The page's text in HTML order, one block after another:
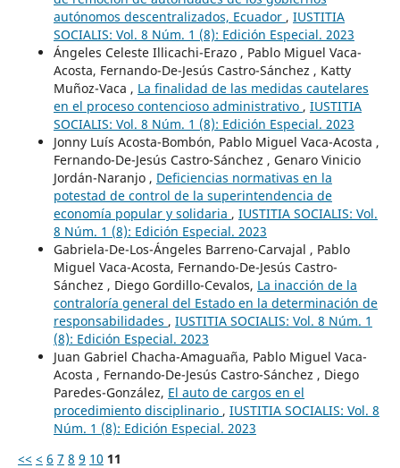
autónomos descentralizados, Ecuador , IUSTITIA
SOCIALIS: Vol. 8 Núm. 1 (8): Edición Especial. 2023
Ángeles Celeste Illicachi-Erazo , Pablo Miguel Vaca-
Acosta, Fernando-De-Jesús Castro-Sánchez , Katty
Muñoz-Vaca , La finalidad de las medidas cautelares
en el proceso contencioso administrativo , IUSTITIA
SOCIALIS: Vol. 8 Núm. 1 (8): Edición Especial. 2023
Jonny Luís Acosta-Bombón, Pablo Miguel Vaca-Acosta ,
Fernando-De-Jesús Castro-Sánchez , Genaro Vinicio
Jordán-Naranjo , Deficiencias normativas en la
potestad de control de la superintendencia de
economía popular y solidaria , IUSTITIA SOCIALIS: Vol.
8 Núm. 1 (8): Edición Especial. 2023
Gabriela-De-Los-Ángeles Barreno-Carvajal , Pablo
Miguel Vaca-Acosta, Fernando-De-Jesús Castro-
Sánchez , Diego Gordillo-Cevalos, La inacción de la
contraloría general del Estado en la determinación de
responsabilidades , IUSTITIA SOCIALIS: Vol. 8 Núm. 1
(8): Edición Especial. 2023
Juan Gabriel Chacha-Amaguaña, Pablo Miguel Vaca-
Acosta , Fernando-De-Jesús Castro-Sánchez , Diego
Paredes-González, El auto de cargos en el
procedimiento disciplinario , IUSTITIA SOCIALIS: Vol. 8
Núm. 1 (8): Edición Especial. 2023
<< < 6 7 8 9 10 11